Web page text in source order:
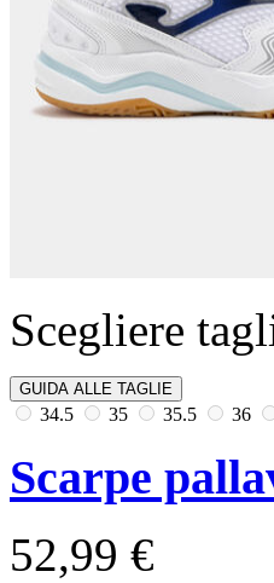
Scegliere
GUIDA ALLE TAGLIE
34.5 35 35.5 36
Scarpe
52,99 €